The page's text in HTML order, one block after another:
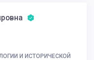
И ИСТОРИЧЕСКОЙ